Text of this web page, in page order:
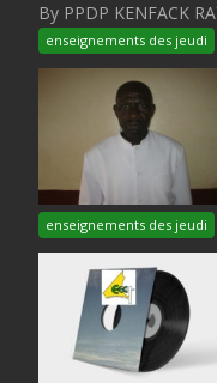
By PPDP KENFACK
enseignements des jeudi
enseignements des jeudi